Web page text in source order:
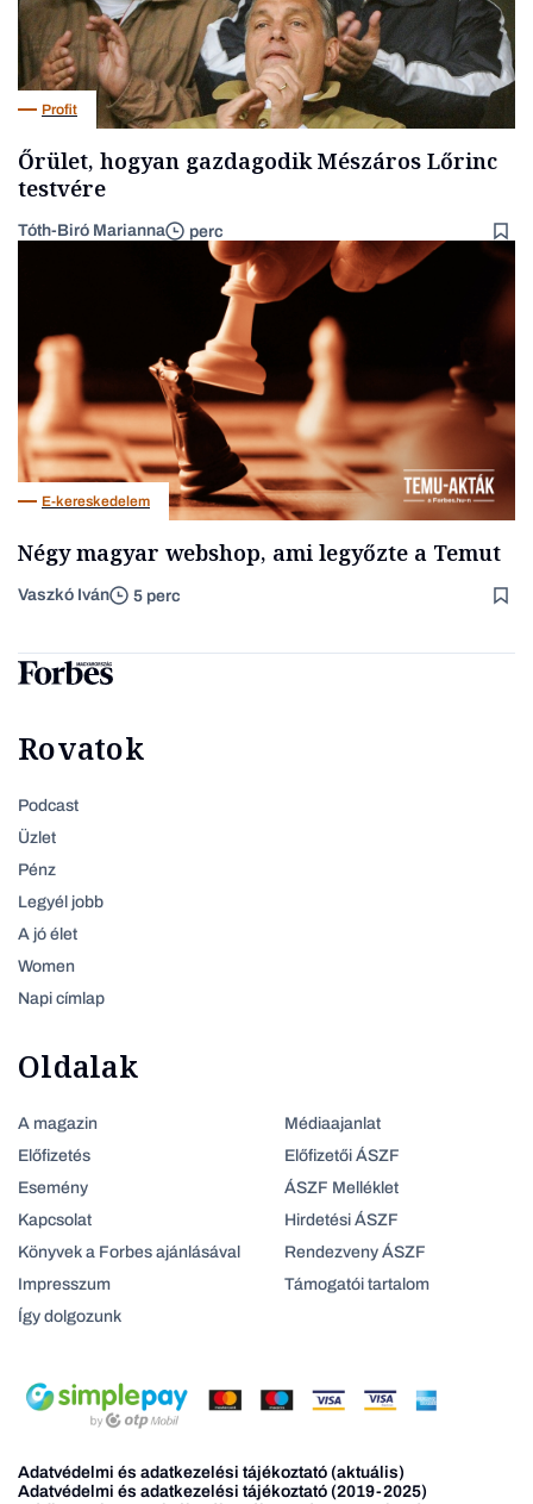
Profit
Őrület, hogyan gazdagodik Mészáros Lőrinc
testvére
Tóth-Biró Marianna perc
E-kereskedelem
Négy magyar webshop, ami legyőzte a Temut
Vaszkó Iván 5 perc
Rovatok
Podcast
Üzlet
Pénz
Legyél jobb
A jó élet
Women
Napi címlap
Oldalak
A magazin
Előfizetés
Esemény
Kapcsolat
Könyvek a Forbes ajánlásával
Impresszum
Így dolgozunk
Médiaajanlat
Előfizetői ÁSZF
ÁSZF Melléklet
Hirdetési ÁSZF
Rendezveny ÁSZF
Támogatói tartalom
Adatvédelmi és adatkezelési tájékoztató (aktuális)
Adatvédelmi és adatkezelési tájékoztató (2019-2025)